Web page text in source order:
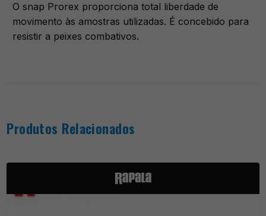
O snap Prorex proporciona total liberdade de
movimento às amostras utilizadas. É concebido para
resistir a peixes combativos.
Produtos Relacionados